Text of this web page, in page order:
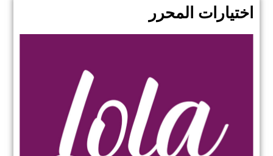
اختيارات المحرر